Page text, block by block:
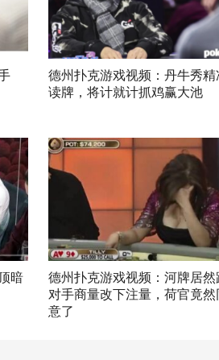
德州扑克游戏视频：丹牛秀精
读牌，将计就计抓鸡赢大池
暗
德州扑克游戏视频：河牌居然
对手商量改下注量，荷官竟然
意了